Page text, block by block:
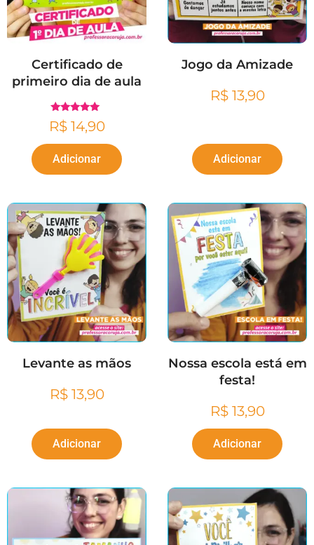
Certificado de
primeiro dia de aula
Avaliação
4.97
R$14,90
Adicionar
Jogo da Amizade
R$13,90
Adicionar
Levante as mãos
R$13,90
Adicionar
Nossa escola está em
festa!
R$13,90
Adicionar